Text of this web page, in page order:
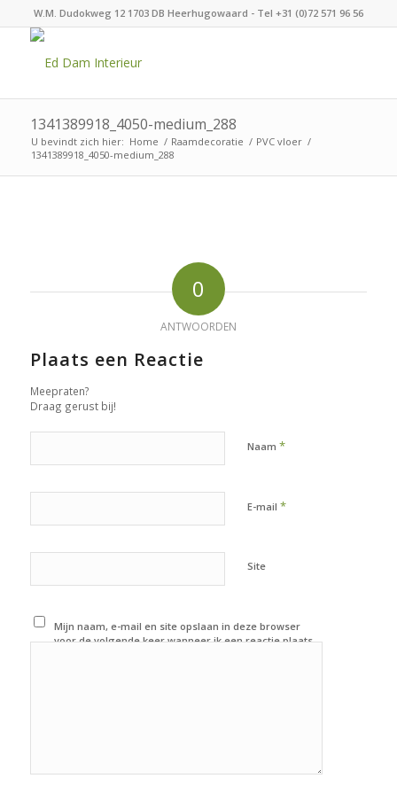
W.M. Dudokweg 12 1703 DB Heerhugowaard - Tel +31 (0)72 571 96 56
1341389918_4050-medium_288
U bevindt zich hier: Home / Raamdecoratie / PVC vloer /
1341389918_4050-medium_288
0
ANTWOORDEN
Plaats een Reactie
Meepraten?
Draag gerust bij!
Naam *
E-mail *
Site
Mijn naam, e-mail en site opslaan in deze browser
voor de volgende keer wanneer ik een reactie plaats.